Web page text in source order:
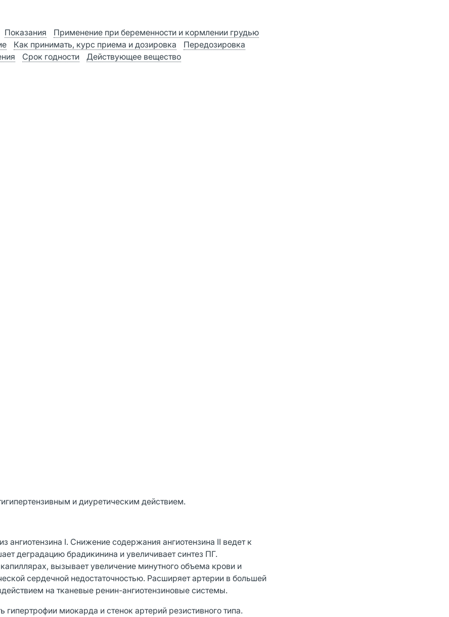
Показания
Применение при беременности и кормлении грудью
Как принимать, курс приема и дозировка
Передозировка
Срок годности Действующее вещество
и диуретическим действием.
ангиотензина I. Снижение содержания ангиотензина II ведет к
деградацию брадикинина и увеличивает синтез ПГ.
вызывает увеличение минутного объема крови и
сердечной недостаточностью. Расширяет артерии в большей
на тканевые ренин-ангиотензиновые системы.
миокарда и стенок артерий резистивного типа.